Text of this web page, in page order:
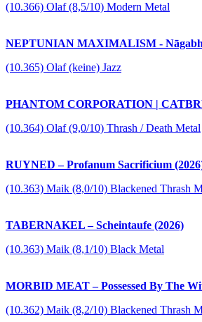
(10.366) Olaf (8,5/10) Modern Metal
NEPTUNIAN MAXIMALISM -
(10.365) Olaf (keine) Jazz
PHANTOM CORPORATION |
(10.364) Olaf (9,0/10) Thrash / Death Metal
RUYNED – Profanum Sacrificium
(10.363) Maik (8,0/10) Blackened Thrash
TABERNAKEL – Scheintaufe (2026)
(10.363) Maik (8,1/10) Black Metal
MORBID MEAT – Possessed By The
(10.362) Maik (8,2/10) Blackened Thrash